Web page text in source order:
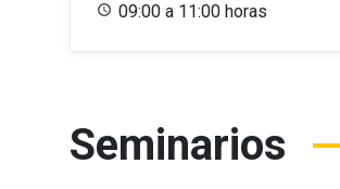
09:00 a 11:00 horas
Seminarios